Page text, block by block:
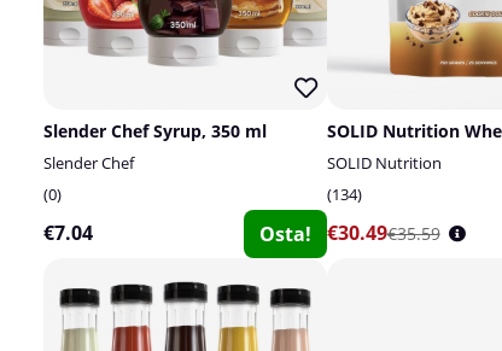
Slender Chef Syrup, 350 ml
Slender Chef
0
€7.04 Osta!
SOLID Nutrition
SOLID Nutrition
134
€30.49€35.59